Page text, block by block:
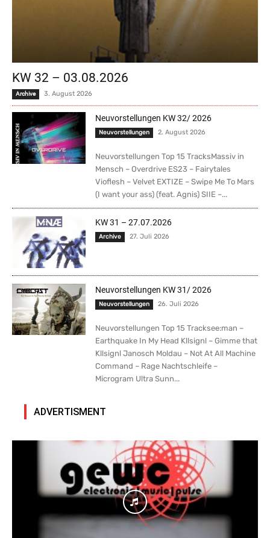
KW 32 – 03.08.2026
Archive 3. August 2026
Neuvorstellungen KW 32/ 2026
Neuvorstellungen 2. August 2026
Neuvorstellungen Top 15 TracksMassiv in
Mensch – Overdrive ES23 – Fairytales
Vioflesh – Velvet EXTIZE – Swipe Me To Mars
(I want your ass) (feat. Agnis) SIIE –...
KW 31 – 27.07.2026
Archive 27. Juli 2026
Neuvorstellungen KW 31/ 2026
Neuvorstellungen 26. Juli 2026
Neuvorstellungen Top 15 Tracksee:man –
Earthquake In My Head Kllsignl – Gimme that
Kllsignl Janosch Moldau – Not At All Machine
Command – Rage Nachtschleife –
Microgram Ultra Sunn...
ADVERTISMENT